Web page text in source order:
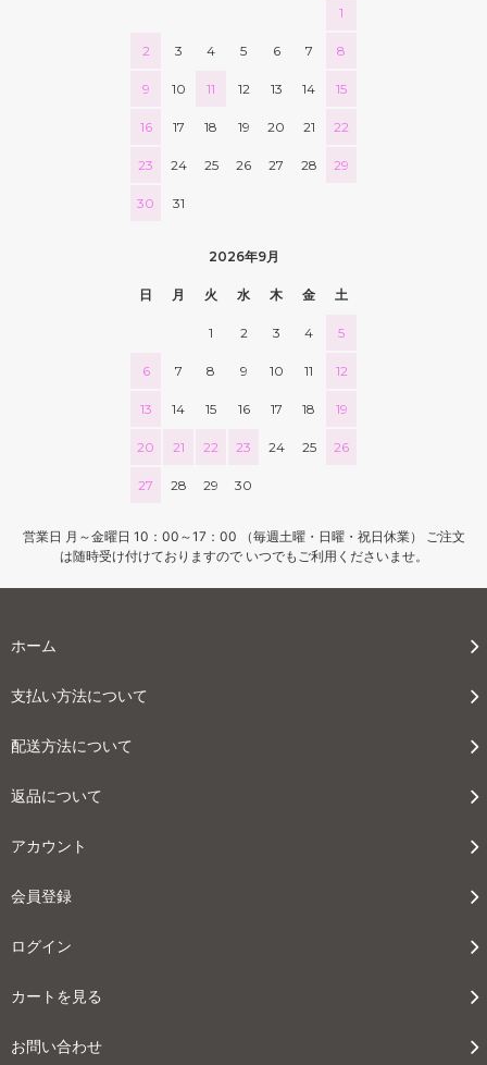
1
2 3 4 5 6 7 8
9 10 11 12 13 14 15
16 17 18 19 20 21 22
23 24 25 26 27 28 29
30 31
2026年9月
日 月 火 水 木 金 土
1 2 3 4 5
6 7 8 9 10 11 12
13 14 15 16 17 18 19
20 21 22 23 24 25 26
27 28 29 30
営業日 月～金曜日 10：00～17：00 （毎週土曜・日曜・祝日休業） ご注文
は随時受け付けておりますので いつでもご利用くださいませ。
ホーム
支払い方法について
配送方法について
返品について
アカウント
会員登録
ログイン
カートを見る
お問い合わせ